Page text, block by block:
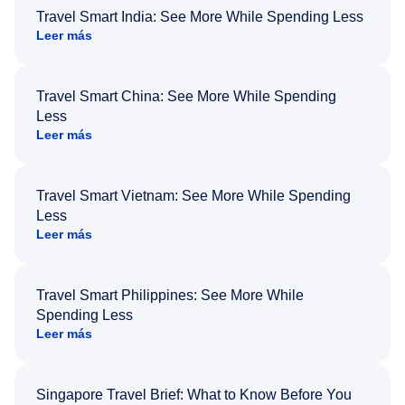
Travel Smart India: See More While Spending Less
Leer más
Travel Smart China: See More While Spending
Less
Leer más
Travel Smart Vietnam: See More While Spending
Less
Leer más
Travel Smart Philippines: See More While
Spending Less
Leer más
Singapore Travel Brief: What to Know Before You